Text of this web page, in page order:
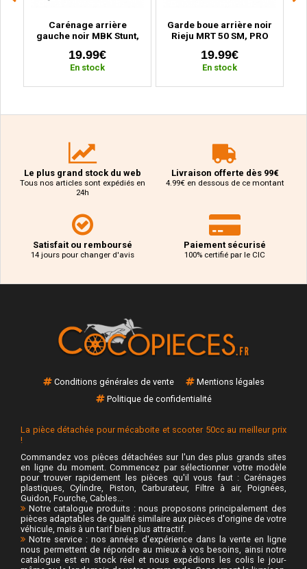
Carénage arrière
gauche noir MBK Stunt,
2004)
19.99€
En stock
Garde boue arrière noir
Rieju MRT 50 SM, PRO
19.99€
En stock
Le plus grand stock du web
Tous nos articles sont expédiés en
24h
Livraison offerte dès 99€
4.99€ en dessous de ce montant
Satisfait ou remboursé
14 jours pour changer d'avis
Paiement sécurisé
100% certifié par le CIC
Conditions générales de vente
Mentions légales
Politique de confidentialité
La pièce détachée pour mécaboite et scooter 50cc au meilleur prix
!
Commandez vos pièces détachées sur l'un des plus grands sites
en ligne du moment. Commencez par sélectionner votre modèle
pour trouver rapidement les pièces qu'il vous faut : Carénages
plastiques, Cylindre, Piston, Carburateur, Filtre à air, Poignées,
Guidon, Fourche, Cables...
Notre catalogue produits : nous proposons principalement des
pièces adaptables de qualité similaire aux pièces d'origine de votre
véhicule, mais à un tarif bien plus attractif.
Notre service : nos années d'expérience dans la vente en ligne
nous permettent de répondre au mieux à vos besoins, ainsi notre
catalogue est en stock réel et nous expédions les colis le jour-